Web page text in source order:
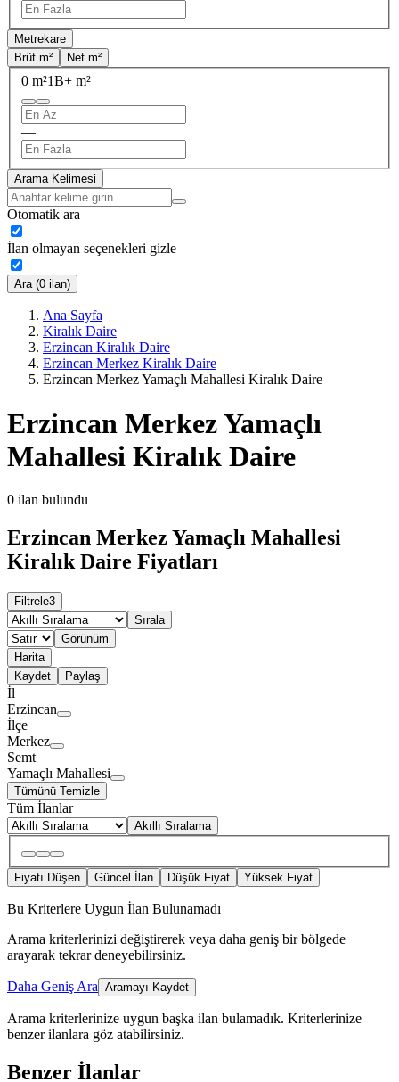
Metrekare
Brüt m²
Net m²
0 m²1B+ m²
—
Arama Kelimesi
Otomatik ara
İlan olmayan seçenekleri gizle
Ara (0 ilan)
Ana Sayfa
Kiralık Daire
Erzincan Kiralık Daire
Erzincan Merkez Kiralık Daire
Erzincan Merkez Yamaçlı Mahallesi Kiralık Daire
Erzincan Merkez Yamaçlı
Mahallesi Kiralık Daire
0 ilan bulundu
Erzincan Merkez Yamaçlı Mahallesi
Kiralık Daire Fiyatları
Filtrele3
Sırala
Görünüm
Harita
Kaydet
Paylaş
İl
Erzincan
İlçe
Merkez
Semt
Yamaçlı Mahallesi
Tümünü Temizle
Tüm İlanlar
Akıllı Sıralama
Fiyatı Düşen Güncel İlan Düşük Fiyat Yüksek Fiyat
Bu Kriterlere Uygun İlan Bulunamadı
Arama kriterlerinizi değiştirerek veya daha geniş bir bölgede
arayarak tekrar deneyebilirsiniz.
Daha Geniş Ara Aramayı Kaydet
Arama kriterlerinize uygun başka ilan bulamadık. Kriterlerinize
benzer ilanlara göz atabilirsiniz.
Benzer İlanlar